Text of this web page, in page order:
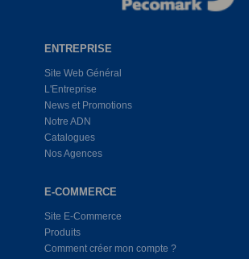
ENTREPRISE
Site Web Général
L'Entreprise
News et Promotions
Notre ADN
Catalogues
Nos Agences
E-COMMERCE
Site E-Commerce
Produits
Comment créer mon compte ?